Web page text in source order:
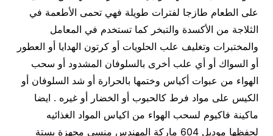
على الطعام طازجا لفترات طويلة فهي تحمى الأطعمة في
الثلاجة من الأكسدة والتبخر كما تستخدم في المعامل
والمختبرات وتغليف علب الحلويات أو كرتون الهدايا أو العطور
أو السواك أو أي علب أخرى بالسلوفان المشدود أو سحب
الهواء من عبوات أكياس وختمها بالحرارة أو شد السلوفان أو
الكيس على مواد فرط كالحبوب أو الخضار أو غيره . ايضا
ماكينة فاكيوم لسحب الهواء من اكياس المواد الغذائيه
لحفظها موديل 604 ماركة المهندس منسى مجهزة بستة